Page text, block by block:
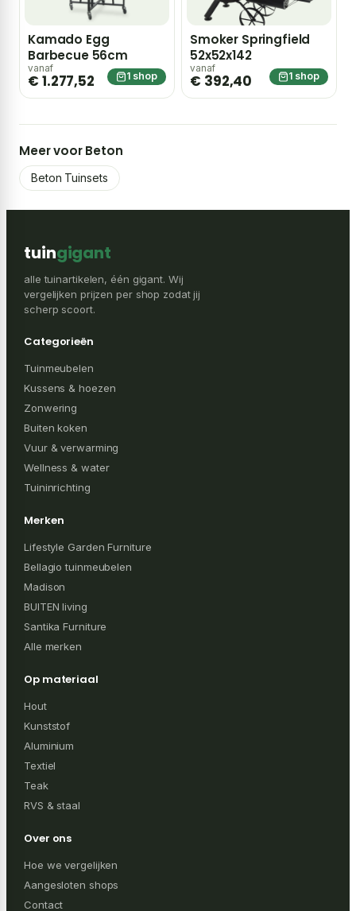
Kamado Egg
Barbecue 56cm
vanaf
€ 1.277,52 1 shop
Smoker Springfield
52x52x142
vanaf
€ 392,40 1 shop
Meer voor Beton
Beton Tuinsets
tuingigant
alle tuinartikelen, één gigant. Wij
vergelijken prijzen per shop zodat jij
scherp scoort.
Categorieën
Tuinmeubelen
Kussens & hoezen
Zonwering
Buiten koken
Vuur & verwarming
Wellness & water
Tuininrichting
Merken
Lifestyle Garden Furniture
Bellagio tuinmeubelen
Madison
BUITEN living
Santika Furniture
Alle merken
Op materiaal
Hout
Kunststof
Aluminium
Textiel
Teak
RVS & staal
Over ons
Hoe we vergelijken
Aangesloten shops
Contact